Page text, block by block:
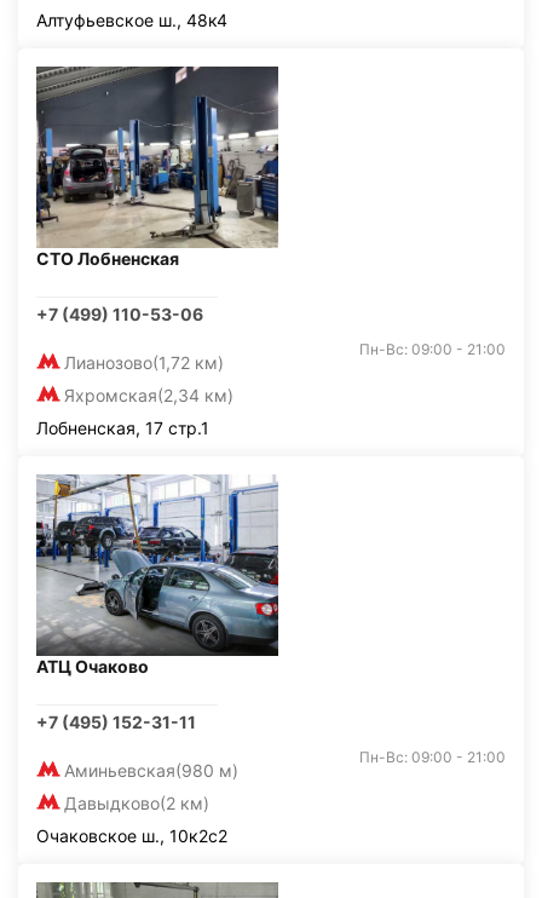
Алтуфьевское ш., 48к4
СТО Лобненская
+7 (499) 110-53-06
Лианозово(1,72 км)
Яхромская(2,34 км)
Пн-Вс: 09:00 - 21:00
Лобненская, 17 стр.1
АТЦ Очаково
+7 (495) 152-31-11
Аминьевская(980 м)
Давыдково(2 км)
Пн-Вс: 09:00 - 21:00
Очаковское ш., 10к2с2